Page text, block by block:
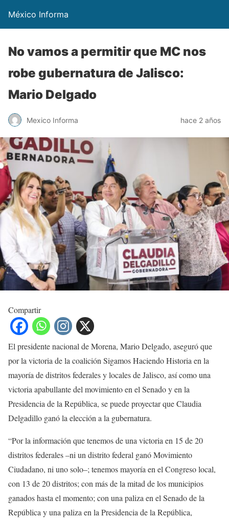
México Informa
No vamos a permitir que MC nos
robe gubernatura de Jalisco:
Mario Delgado
Mexico Informa hace 2 años
Compartir
El presidente nacional de Morena, Mario Delgado, aseguró que
por la victoria de la coalición Sigamos Haciendo Historia en la
mayoría de distritos federales y locales de Jalisco, así como una
victoria apabullante del movimiento en el Senado y en la
Presidencia de la República, se puede proyectar que Claudia
Delgadillo ganó la elección a la gubernatura.
“Por la información que tenemos de una victoria en 15 de 20
distritos federales –ni un distrito federal ganó Movimiento
Ciudadano, ni uno solo–; tenemos mayoría en el Congreso local,
con 13 de 20 distritos; con más de la mitad de los municipios
ganados hasta el momento; con una paliza en el Senado de la
República y una paliza en la Presidencia de la República,